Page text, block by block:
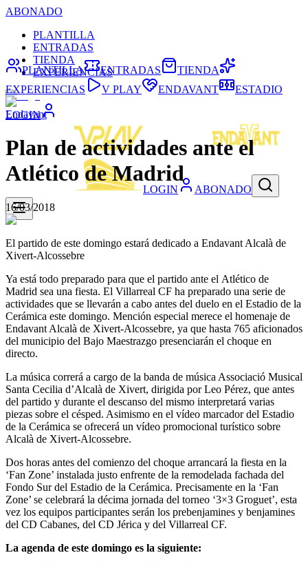
ABONADO
PLANTILLA
ENTRADAS
TIENDA
EXPERIENCIAS
LOGIN
LOGIN ABONADO
PLANTILLA ENTRADAS
TIENDA
EXPERIENCIAS
V PLAY ENDAVANT ESTADIO
Endavant
Plan de actividades ante el
Atlético de Madrid
16/03/2018
El partido de este domingo estará dedicado a Endavant Alcalà de
Xivert-Alcossebre
Ya está todo preparado para que el partido ante el Atlético de
Madrid sea una fiesta. El Villarreal CF ha preparado una serie de
actividades que se llevarán a cabo antes del duelo en el Estadio de la
Cerámica este domingo. Mención especial merece el homenaje de
Endavant Alcalà de Xivert-Alcossebre, ya que hasta 765 aficionados
del municipio del Bajo Maestrazgo presenciarán el choque en
directo.
La música correrá a cargo de la banda de música Associació Musical
Santa Cecilia d’Alcalà de Xivert, dirigida por Leo Pérez, que antes
del partido y durante el descanso del mismo interpretará varias
piezas sobre el césped. Asimismo en el vídeo marcador del Estadio
de la Cerámica se ofrecerá un vídeo promocional turístico sobre
Alcalà de Xivert-Alcossebre.
Dos horas antes del comienzo del choque arrancará la fiesta en la
‘Fan Zone’ instalada justo enfrente de la remodelada fachada del
Fondo Sur del Estadio de la Cerámica. Precisamente en la ‘Fan
Zone’ se celebrará la décima jornada del torneo ‘3×3 Groguet’, esta
vez los equipos participantes serán los prebenjamines y benjamines
del CD Cabanes, del CD Jérica y del Villarreal CF.
La agenda de este domingo es la siguiente: